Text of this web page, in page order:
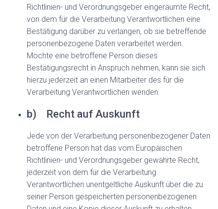
Richtlinien- und Verordnungsgeber eingeräumte Recht,
von dem für die Verarbeitung Verantwortlichen eine
Bestätigung darüber zu verlangen, ob sie betreffende
personenbezogene Daten verarbeitet werden.
Möchte eine betroffene Person dieses
Bestätigungsrecht in Anspruch nehmen, kann sie sich
hierzu jederzeit an einen Mitarbeiter des für die
Verarbeitung Verantwortlichen wenden.
b) Recht auf Auskunft
Jede von der Verarbeitung personenbezogener Daten
betroffene Person hat das vom Europäischen
Richtlinien- und Verordnungsgeber gewährte Recht,
jederzeit von dem für die Verarbeitung
Verantwortlichen unentgeltliche Auskunft über die zu
seiner Person gespeicherten personenbezogenen